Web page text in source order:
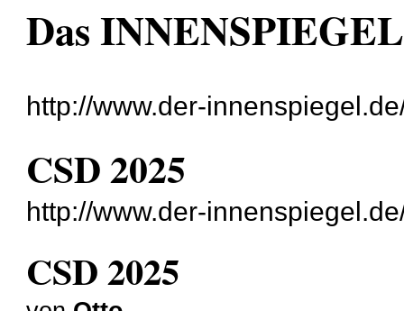
Das
http://www.der-
CSD 2025
http://www.der-
CSD 2025